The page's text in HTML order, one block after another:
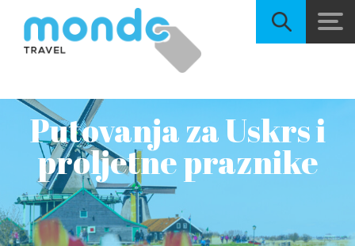
Putovanja za Uskrs i
proljetne praznike